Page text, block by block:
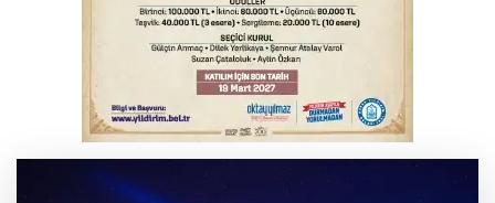
Bursa'da yolcu otobüsünün çarptığı
kadın ağır yaralandı
2 katlı 24 kişilik işçi konteynerinde
yangın